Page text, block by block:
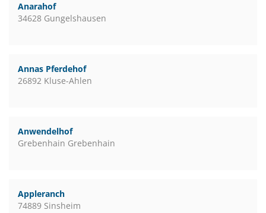
Anarahof
34628 Gungelshausen
Annas Pferdehof
26892 Kluse-Ahlen
Anwendelhof
Grebenhain Grebenhain
Appleranch
74889 Sinsheim